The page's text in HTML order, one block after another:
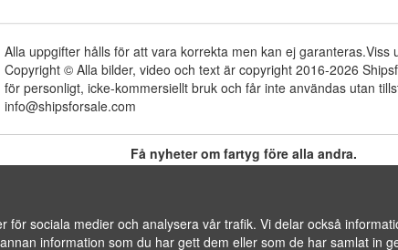
sociala medier och analysera vår trafik. Vi delar också
information som du har gett dem eller som de har samlat in
Alla uppgifter hålls för att vara korrekta men kan ej
Copyright © Alla bilder, video och text är copyright 2016-2026
för personligt, icke-kommersiellt bruk och får inte användas utan
info@shipsforsale.com
Få nyheter om fartyg före alla andra.